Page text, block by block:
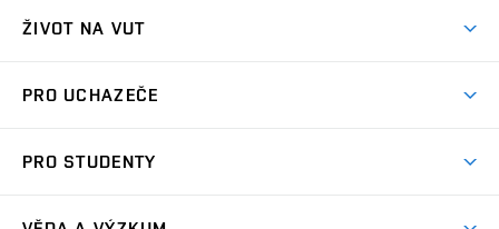
ŽIVOT NA VUT
Koleje
PRO UCHAZEČE
Dny otevřených dveří
PRO STUDENTY